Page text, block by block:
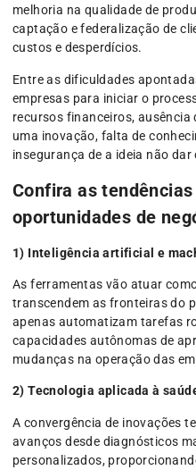
melhoria na qualidade de
captação e federalização de
custos e desperdícios.
Entre as dificuldades
empresas para iniciar o
recursos financeiros,
uma inovação, falta de
insegurança de a ideia não dar
Confira as
oportunidades de
1) Inteligência artificial e
As ferramentas vão atuar
transcendem as fronteiras do
apenas automatizam tarefas
capacidades autônomas de
mudanças na operação das
2) Tecnologia aplicada à
A convergência de inovações
avanços desde diagnósticos
personalizados,